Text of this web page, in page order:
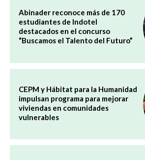
Abinader reconoce más de 170
estudiantes de Indotel
destacados en el concurso
“Buscamos el Talento del Futuro”
CEPM y Hábitat para la Humanidad
impulsan programa para mejorar
viviendas en comunidades
vulnerables